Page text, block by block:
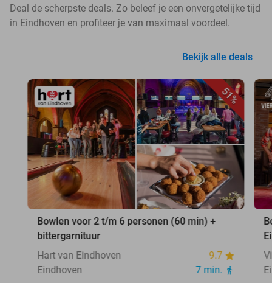
Deal de scherpste deals. Zo beleef je een onvergetelijke tijd
in Eindhoven en profiteer je van maximaal voordeel.
Bekijk alle deals
51%
Bowlen voor 2 t/m 6 personen (60 min) +
bittergarnituur
Hart van Eindhoven
9.7
Eindhoven
7 min.